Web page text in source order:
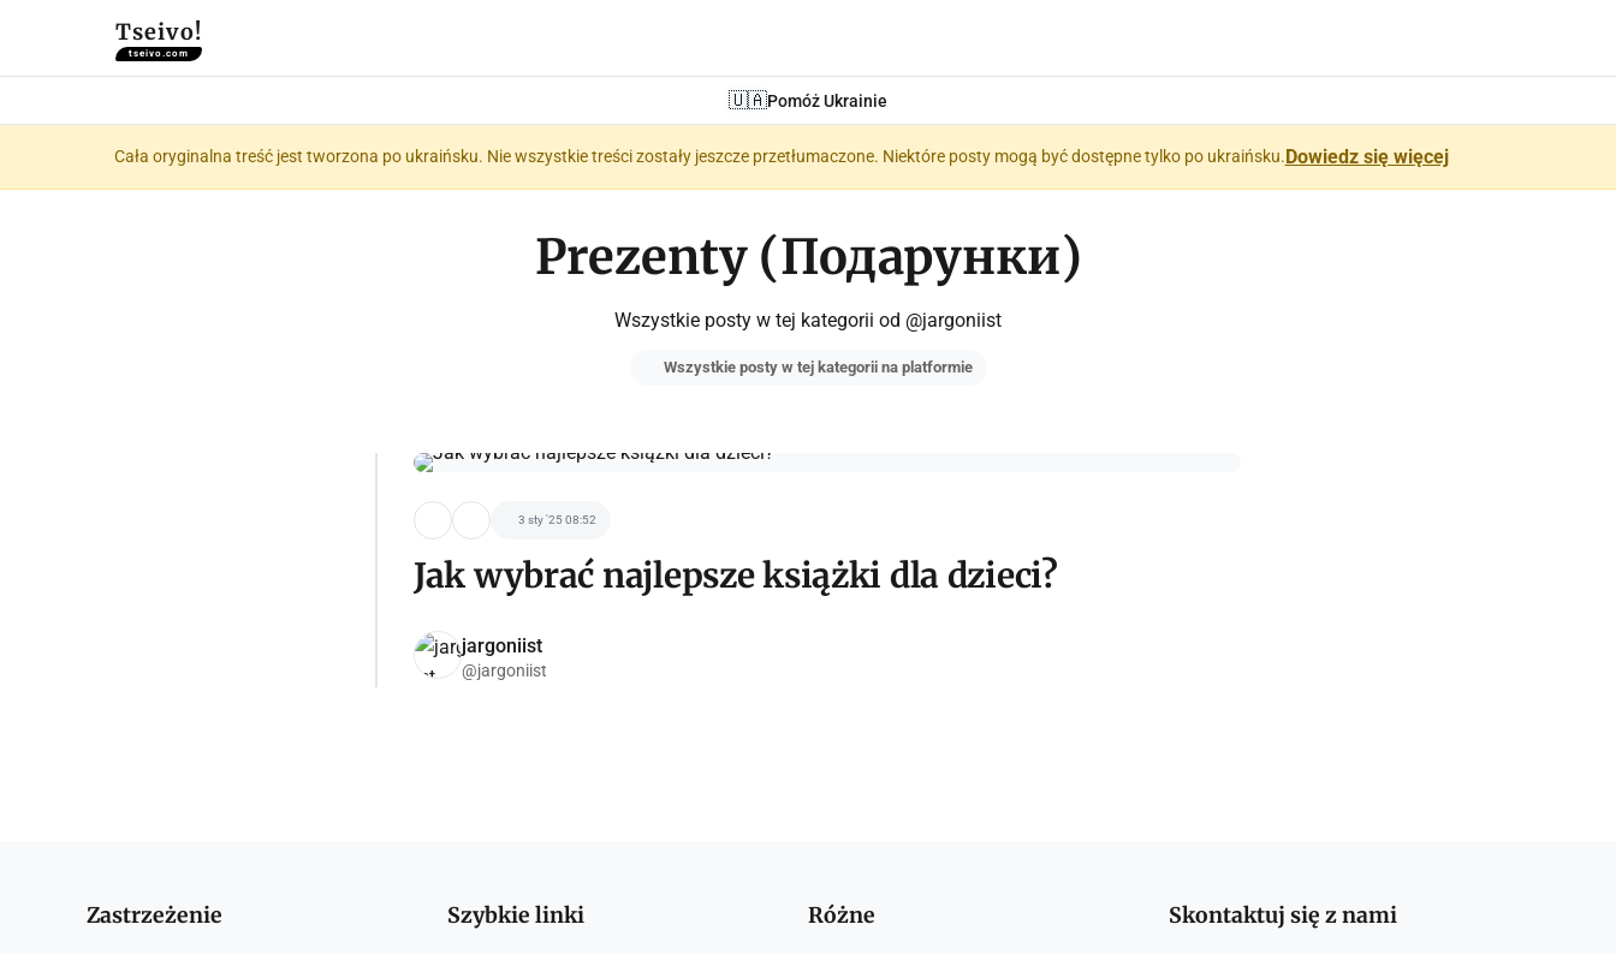
Tseivo!
tseivo.com
🇺🇦Pomóż Ukrainie
Cała oryginalna treść jest tworzona po ukraińsku. Nie wszystkie treści zostały jeszcze przetłumaczone. Niektóre posty mogą być dostępne tylko po ukraińsku.Dowiedz się więcej
Prezenty (Подарунки)
Wszystkie posty w tej kategorii od @jargoniist
Wszystkie posty w tej kategorii na platformie
3 sty '25 08:52
Jak wybrać najlepsze książki dla dzieci?
jargoniist
@jargoniist
Zastrzeżenie Szybkie linki Różne Skontaktuj się z nami